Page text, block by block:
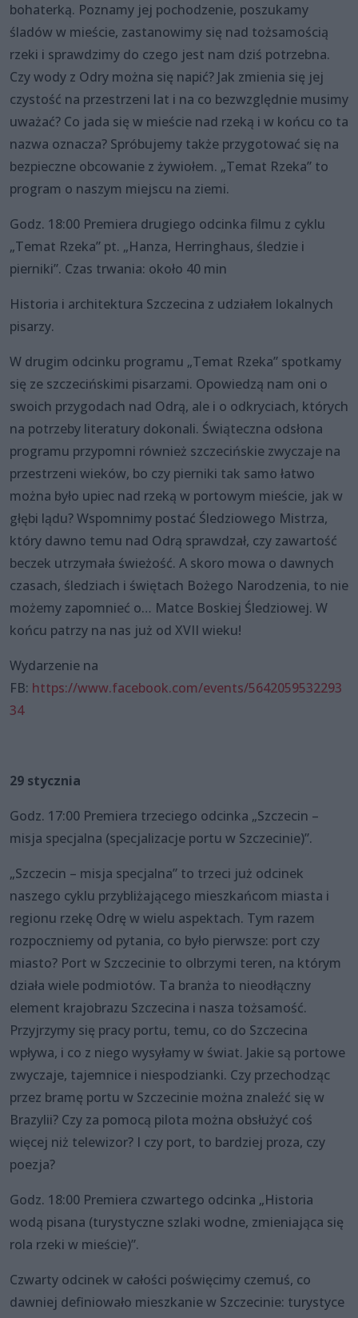
bohaterką. Poznamy jej pochodzenie, poszukamy
śladów w mieście, zastanowimy się nad tożsamością
rzeki i sprawdzimy do czego jest nam dziś potrzebna.
Czy wody z Odry można się napić? Jak zmienia się jej
czystość na przestrzeni lat i na co bezwzględnie musimy
uważać? Co jada się w mieście nad rzeką i w końcu co ta
nazwa oznacza? Spróbujemy także przygotować się na
bezpieczne obcowanie z żywiołem. „Temat Rzeka” to
program o naszym miejscu na ziemi.
Godz. 18:00 Premiera drugiego odcinka filmu z cyklu
„Temat Rzeka” pt. „Hanza, Herringhaus, śledzie i
pierniki”. Czas trwania: około 40 min
Historia i architektura Szczecina z udziałem lokalnych
pisarzy.
W drugim odcinku programu „Temat Rzeka” spotkamy
się ze szczecińskimi pisarzami. Opowiedzą nam oni o
swoich przygodach nad Odrą, ale i o odkryciach, których
na potrzeby literatury dokonali. Świąteczna odsłona
programu przypomni również szczecińskie zwyczaje na
przestrzeni wieków, bo czy pierniki tak samo łatwo
można było upiec nad rzeką w portowym mieście, jak w
głębi lądu? Wspomnimy postać Śledziowego Mistrza,
który dawno temu nad Odrą sprawdzał, czy zawartość
beczek utrzymała świeżość. A skoro mowa o dawnych
czasach, śledziach i świętach Bożego Narodzenia, to nie
możemy zapomnieć o… Matce Boskiej Śledziowej. W
końcu patrzy na nas już od XVII wieku!
Wydarzenie na
FB: https://www.facebook.com/events/5642059532293
34
29 stycznia
Godz. 17:00 Premiera trzeciego odcinka „Szczecin –
misja specjalna (specjalizacje portu w Szczecinie)”.
„Szczecin – misja specjalna” to trzeci już odcinek
naszego cyklu przybliżającego mieszkańcom miasta i
regionu rzekę Odrę w wielu aspektach. Tym razem
rozpoczniemy od pytania, co było pierwsze: port czy
miasto? Port w Szczecinie to olbrzymi teren, na którym
działa wiele podmiotów. Ta branża to nieodłączny
element krajobrazu Szczecina i nasza tożsamość.
Przyjrzymy się pracy portu, temu, co do Szczecina
wpływa, i co z niego wysyłamy w świat. Jakie są portowe
zwyczaje, tajemnice i niespodzianki. Czy przechodząc
przez bramę portu w Szczecinie można znaleźć się w
Brazylii? Czy za pomocą pilota można obsłużyć coś
więcej niż telewizor? I czy port, to bardziej proza, czy
poezja?
Godz. 18:00 Premiera czwartego odcinka „Historia
wodą pisana (turystyczne szlaki wodne, zmieniająca się
rola rzeki w mieście)”.
Czwarty odcinek w całości poświęcimy czemuś, co
dawniej definiowało mieszkanie w Szczecinie: turystyce